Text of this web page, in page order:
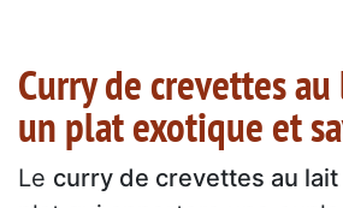
Curry de crevettes
un plat exotique et
Le curry de crevettes au